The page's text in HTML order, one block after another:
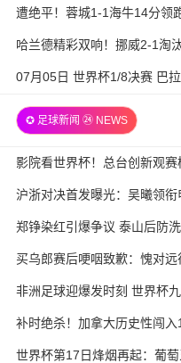
遭绝平！蓉城1-1海牛14分领
哈兰德精彩双响！挪威2-1淘
07月05日 世界杯1/8决赛 巴
✪ 足球新闻 ㉔ NEWS
影院看世界杯！总台创新观
沪浙对决首发曝光：吴曦领
郑铮染红引爆争议 泰山后防
买乌郎赛后哽咽致歉：愧对
非洲足球迎爆发时刻 世界杯
补时绝杀！加拿大历史性闯
世界杯第17日烽烟再起：葡